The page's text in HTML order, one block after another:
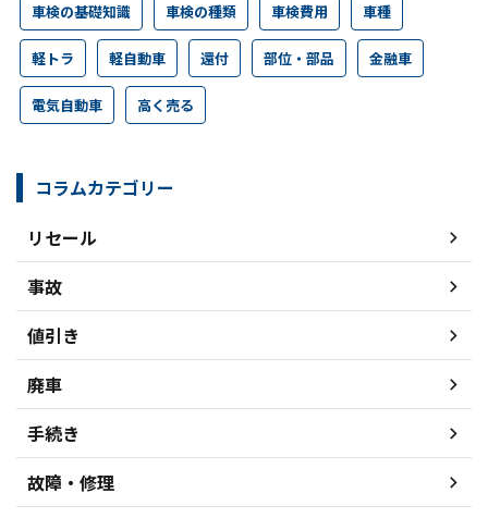
車検の基礎知識 車検の種類 車検費用 車種
軽トラ 軽自動車 還付 部位・部品 金融車
電気自動車 高く売る
コラムカテゴリー
リセール
事故
値引き
廃車
手続き
故障・修理